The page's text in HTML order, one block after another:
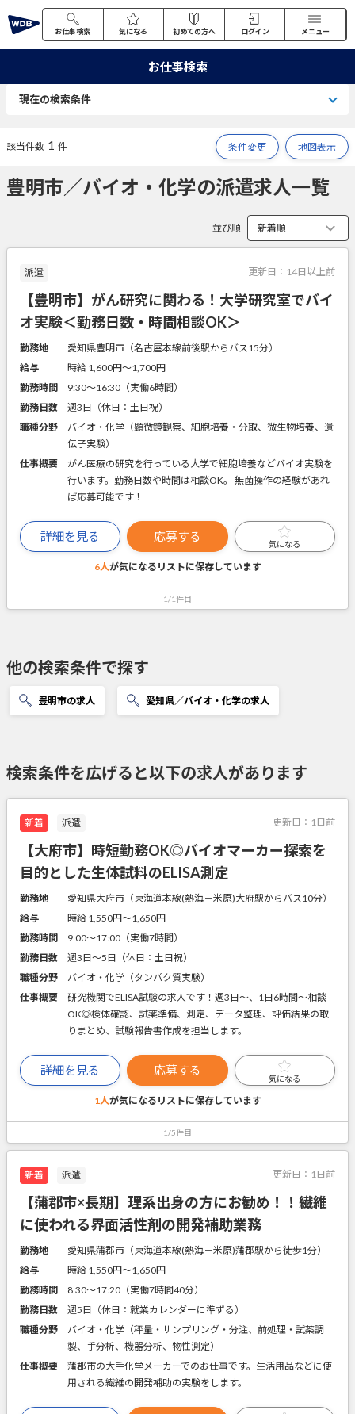
お仕事検索 気になる 初めての方へ ログイン メニュー
お仕事検索
現在の検索条件
該当件数 1 件 条件変更 地図表示
豊明市／バイオ・化学の派遣求人一覧
並び順
派遣 更新日： 14日以上前
【豊明市】がん研究に関わる！大学研究室でバイ
オ実験＜勤務日数・時間相談OK＞
勤務地
愛知県豊明市（名古屋本線前後駅からバス15分）
給与
時給 1,600円〜1,700円
勤務時間
9:30～16:30（実働6時間）
勤務日数
週3日（休日：土日祝）
職種分野
バイオ・化学（顕微鏡観察、細胞培養・分取、微生物培養、遺
伝子実験）
仕事概要
がん医療の研究を行っている大学で細胞培養などバイオ実験を
行います。勤務日数や時間は相談OK。 無菌操作の経験があれ
ば応募可能です！
詳細を見る 応募する
気になる
6人が気になるリストに保存しています
1/1件目
他の検索条件で探す
豊明市の求人 愛知県／バイオ・化学の求人
検索条件を広げると以下の求人があります
新着 派遣 更新日： 1日前
【大府市】時短勤務OK◎バイオマーカー探索を
目的とした生体試料のELISA測定
勤務地
愛知県大府市（東海道本線(熱海－米原)大府駅からバス10分）
給与
時給 1,550円〜1,650円
勤務時間
9:00～17:00（実働7時間）
勤務日数
週3日～5日（休日：土日祝）
職種分野
バイオ・化学（タンパク質実験）
仕事概要
研究機関でELISA試験の求人です！週3日～、1日6時間～相談
OK◎検体確認、試薬準備、測定、データ整理、評価結果の取
りまとめ、試験報告書作成を担当します。
詳細を見る 応募する
気になる
1人が気になるリストに保存しています
1/5件目
新着 派遣 更新日： 1日前
【蒲郡市×長期】理系出身の方にお勧め！！繊維
に使われる界面活性剤の開発補助業務
勤務地
愛知県蒲郡市（東海道本線(熱海－米原)蒲郡駅から徒歩1分）
給与
時給 1,550円〜1,650円
勤務時間
8:30～17:20（実働7時間40分）
勤務日数
週5日（休日：就業カレンダーに準ずる）
職種分野
バイオ・化学（秤量・サンプリング・分注、前処理・試薬調
製、手分析、機器分析、物性測定）
仕事概要
蒲郡市の大手化学メーカーでのお仕事です。生活用品などに使
用される繊維の開発補助の実験をします。